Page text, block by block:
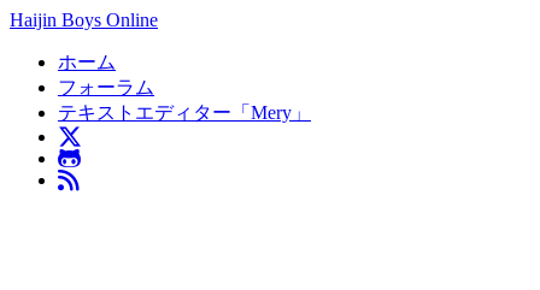
Haijin Boys Online
ホーム
フォーラム
テキストエディター「Mery」